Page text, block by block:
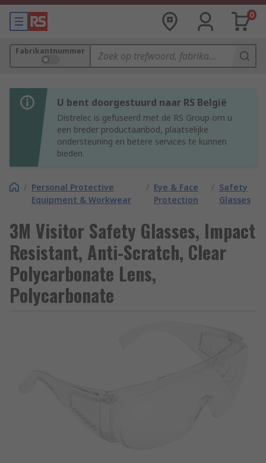
0
Fabrikantnummer
U bent doorgestuurd naar RS België
Distrelec is gefuseerd met de RS Group om u
een breder productaanbod, plaatselijke
ondersteuning en betere services te kunnen
bieden.
/ Personal Protective
Equipment & Workwear
/ Eye & Face
Protection
/ Safety
Glasses
3M Visitor Safety Glasses, Impact
Resistant, Anti-Scratch, Clear
Polycarbonate Lens,
Polycarbonate